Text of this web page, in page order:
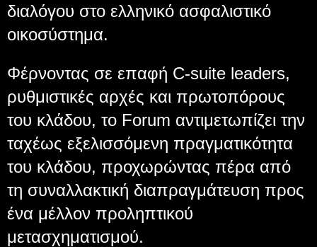
διαλόγου στο ελληνικό ασφαλιστικό
οικοσύστημα.
Φέρνοντας σε επαφή C-suite leaders,
ρυθμιστικές αρχές και πρωτοπόρους
του κλάδου, το Forum αντιμετωπίζει την
ταχέως εξελισσόμενη πραγματικότητα
του κλάδου, προχωρώντας πέρα από
τη συναλλακτική διαπραγμάτευση προς
ένα μέλλον προληπτικού
μετασχηματισμού.